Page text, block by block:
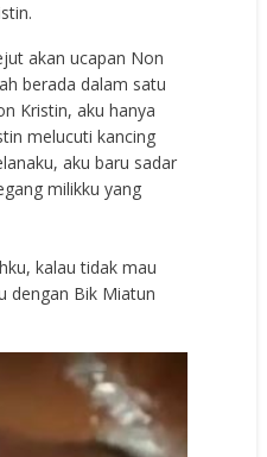
akan ucapan Non
berada dalam satu
Kristin, aku hanya
melucuti kancing
aku baru sadar
milikku yang
kalau tidak mau
dengan Bik Miatun